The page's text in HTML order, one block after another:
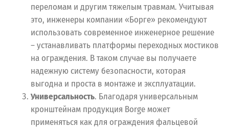
переломам и другим тяжелым травмам. Учитывая
это, инженеры компании «Борге» рекомендуют
использовать современное инженерное решение
– устанавливать платформы переходных мостиков
на ограждения. В таком случае вы получаете
надежную систему безопасности, которая
выгодна и проста в монтаже и эксплуатации.
Универсальность. Благодаря универсальным
кронштейнам продукция Borge может
применяться как для ограждения фальцевой